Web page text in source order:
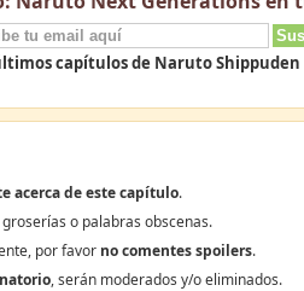
capítulos de Naruto Shippuden
acerca de este capítulo.
groserías o palabras obscenas.
por favor no comentes spoilers.
, serán moderados y/o eliminados.